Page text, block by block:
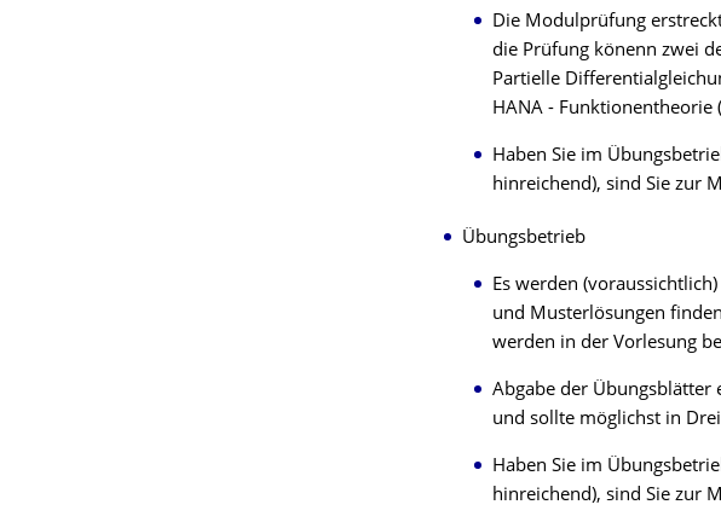
Die Modulprüfung
die Prüfung könenn zwei
Partielle
HANA - Funktionentheorie
Haben Sie im
hinreichend), sind Sie zur
Übungsbetrieb
Es werden
und Musterlösungen
werden in der Vorlesung
Abgabe der Übungsblätter
und sollte möglichst in
Haben Sie im
hinreichend), sind Sie zur